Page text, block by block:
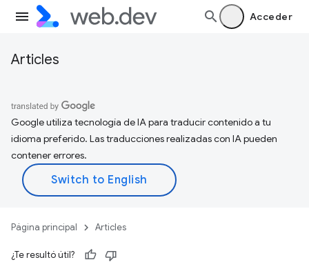
Acceder
Articles
Google utiliza tecnología de IA para traducir contenido a tu
idioma preferido. Las traducciones realizadas con IA pueden
contener errores.
Página principal Articles
¿Te resultó útil?